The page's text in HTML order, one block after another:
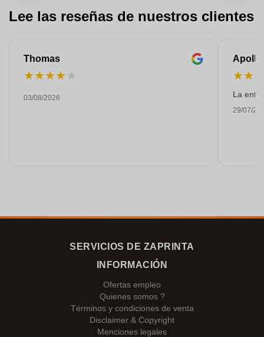
Lee las reseñas de nuestros clientes
Thomas
★★★★★
03/08/2026
★★
La
29/07/
SERVICIOS DE ZAPRINTA
INFORMACIÓN
Ofertas empleo
Quienes somos ?
Términos y condiciones de venta
Disclaimer & Copyright
Menciones legales